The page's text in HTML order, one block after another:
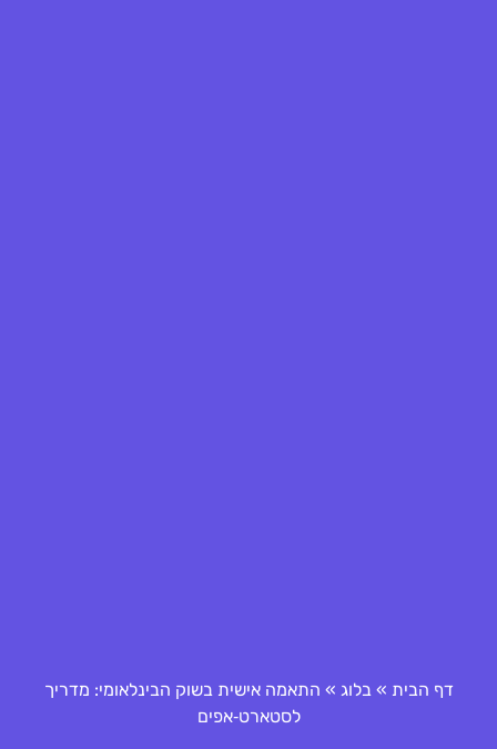
דף הבית »בלוג » התאמה אישית בשוק הבינלאומי: מדריך
לסטארט‑אפים